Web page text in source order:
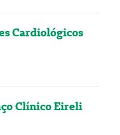
Cardiológicos
Clínico Eireli